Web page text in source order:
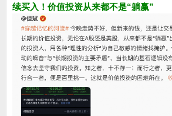
续买入！价值投资从来都不是“躺赢”